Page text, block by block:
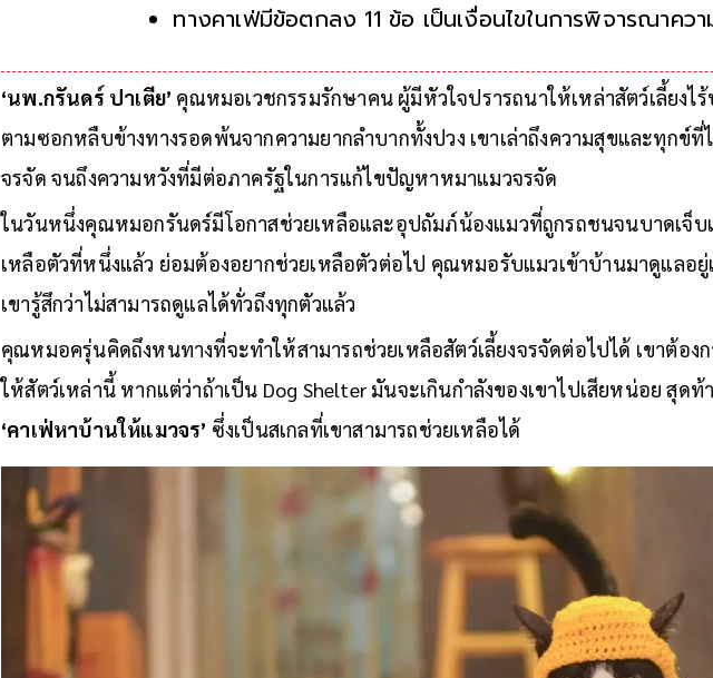
ทางคาเฟ่มีข้อตกลง 11 ข้อ เป็นเงื่อนไขในการพิจารณาควา
‘นพ.กรันดร์ ปาเตีย’คุณหมอเวชกรรมรักษาคน ผู้มีหัวใจปรารถนาให้เหล่าสัตว์เลี้ยงไ
ตามซอกหลืบข้างทางรอดพ้นจากความยากลำบากทั้งปวง เขาเล่าถึงความสุขและทุกข์ที่ไ
จรจัด จนถึงความหวังที่มีต่อภาครัฐในการแก้ไขปัญหาหมาแมวจรจัด
ในวันหนึ่งคุณหมอกรันดร์มีโอกาสช่วยเหลือและอุปถัมภ์น้องแมวที่ถูกรถชนจนบาดเจ็บเ
เหลือตัวที่หนึ่งแล้ว ย่อมต้องอยากช่วยเหลือตัวต่อไป คุณหมอรับแมวเข้าบ้านมาดูแลอยู่เ
เขารู้สึกว่าไม่สามารถดูแลได้ทั่วถึงทุกตัวแล้ว
คุณหมอครุ่นคิดถึงหนทางที่จะทำให้สามารถช่วยเหลือสัตว์เลี้ยงจรจัดต่อไปได้ เขาต้องก
ให้สัตว์เหล่านี้ หากแต่ว่าถ้าเป็น Dog Shelter มันจะเกินกำลังของเขาไปเสียหน่อย สุดท้า
‘คาเฟ่หาบ้านให้แมวจร’ซึ่งเป็นสเกลที่เขาสามารถช่วยเหลือได้